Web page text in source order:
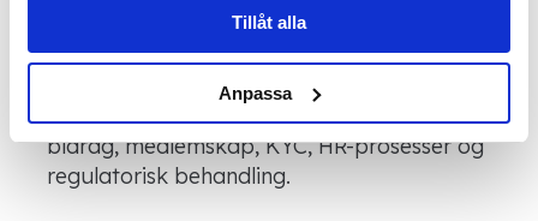
Tillåt alla
Anpassa
Sporbarhet er spesielt viktig i prosesser
med høye krav til kvalitet, samsvar med
regelverk eller kundetillit. Dette gjelder for
eksempel kontrakter, forsikringssaker,
bidrag, medlemskap, KYC, HR-prosesser og
regulatorisk behandling.